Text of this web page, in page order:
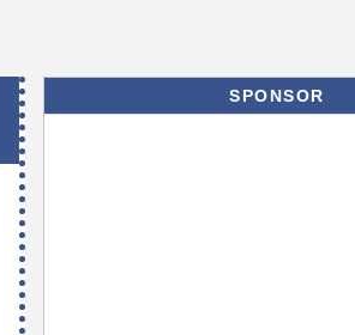
SPONSOR